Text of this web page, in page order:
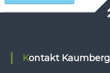
Kontakt Kaumberg